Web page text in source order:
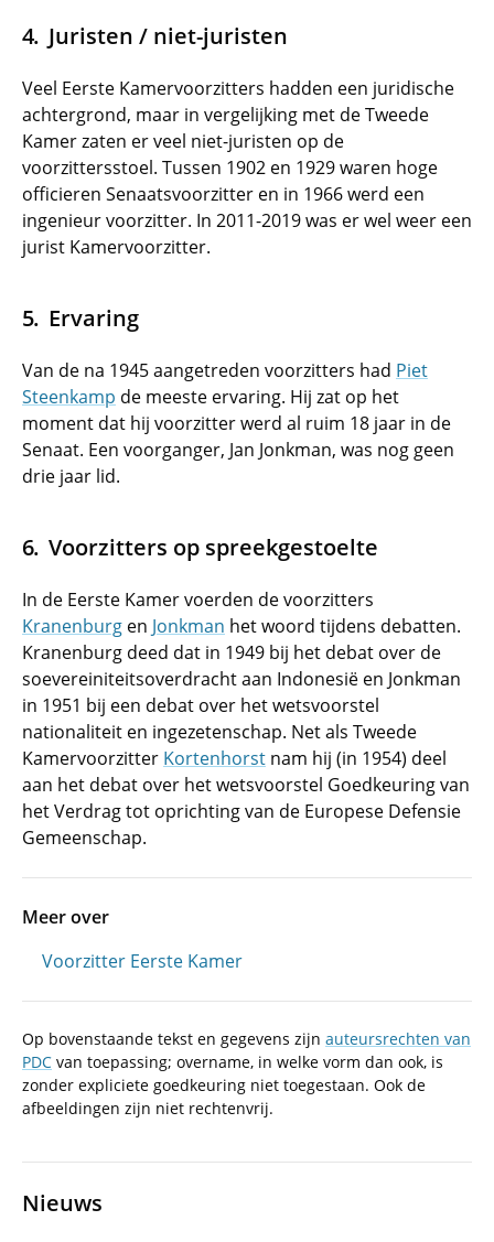
Juristen / niet-juristen
Veel Eerste Kamervoorzitters hadden een juridische
achtergrond, maar in vergelijking met de Tweede
Kamer zaten er veel niet-juristen op de
voorzittersstoel. Tussen 1902 en 1929 waren hoge
officieren Senaatsvoorzitter en in 1966 werd een
ingenieur voorzitter. In 2011-2019 was er wel weer een
jurist Kamervoorzitter.
Ervaring
Van de na 1945 aangetreden voorzitters had Piet
Steenkamp de meeste ervaring. Hij zat op het
moment dat hij voorzitter werd al ruim 18 jaar in de
Senaat. Een voorganger, Jan Jonkman, was nog geen
drie jaar lid.
Voorzitters op spreekgestoelte
In de Eerste Kamer voerden de voorzitters
Kranenburg en Jonkman het woord tijdens debatten.
Kranenburg deed dat in 1949 bij het debat over de
soevereiniteitsoverdracht aan Indonesië en Jonkman
in 1951 bij een debat over het wetsvoorstel
nationaliteit en ingezetenschap. Net als Tweede
Kamervoorzitter Kortenhorst nam hij (in 1954) deel
aan het debat over het wetsvoorstel Goedkeuring van
het Verdrag tot oprichting van de Europese Defensie
Gemeenschap.
Meer over
Voorzitter Eerste Kamer
Op bovenstaande tekst en gegevens zijn auteursrechten van
PDC van toepassing; overname, in welke vorm dan ook, is
zonder expliciete goedkeuring niet toegestaan. Ook de
afbeeldingen zijn niet rechtenvrij.
Nieuws